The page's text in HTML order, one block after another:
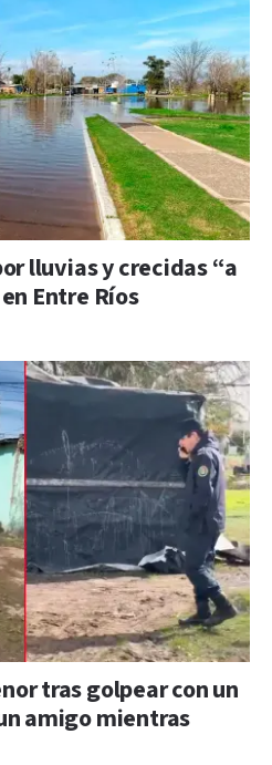
lluvias y crecidas “a
Entre Ríos
tras golpear con un
amigo mientras